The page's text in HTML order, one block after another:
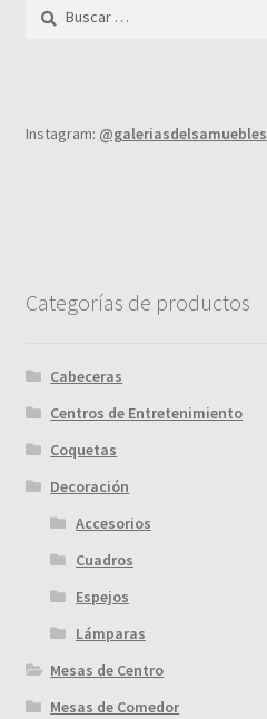
Instagram: @galeriasdelsamuebles
Categorías de productos
Cabeceras
Centros de Entretenimiento
Coquetas
Decoración
Accesorios
Cuadros
Espejos
Lámparas
Mesas de Centro
Mesas de Comedor